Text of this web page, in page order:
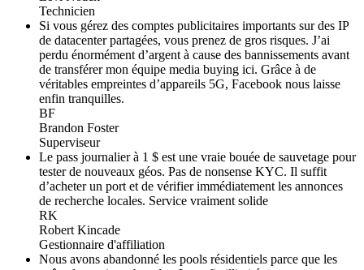
Technicien
Si vous gérez des comptes publicitaires importants sur des IP
de datacenter partagées, vous prenez de gros risques. J’ai
perdu énormément d’argent à cause des bannissements avant
de transférer mon équipe media buying ici. Grâce à de
véritables empreintes d’appareils 5G, Facebook nous laisse
enfin tranquilles.
BF
Brandon Foster
Superviseur
Le pass journalier à 1 $ est une vraie bouée de sauvetage pour
tester de nouveaux géos. Pas de nonsense KYC. Il suffit
d’acheter un port et de vérifier immédiatement les annonces
de recherche locales. Service vraiment solide
RK
Robert Kincade
Gestionnaire d'affiliation
Nous avons abandonné les pools résidentiels parce que les